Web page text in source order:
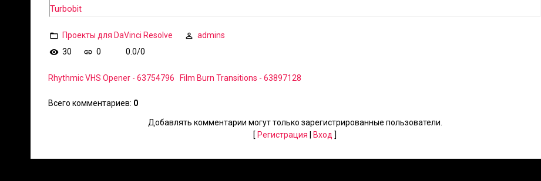
Turbobit
Проекты для DaVinci Resolve
admins
30
0 0.0/0
Rhythmic VHS Opener - 63754796 Film Burn Transitions - 63897128
Всего комментариев: 0
Добавлять комментарии могут только зарегистрированные пользователи.
[ Регистрация Вход ]